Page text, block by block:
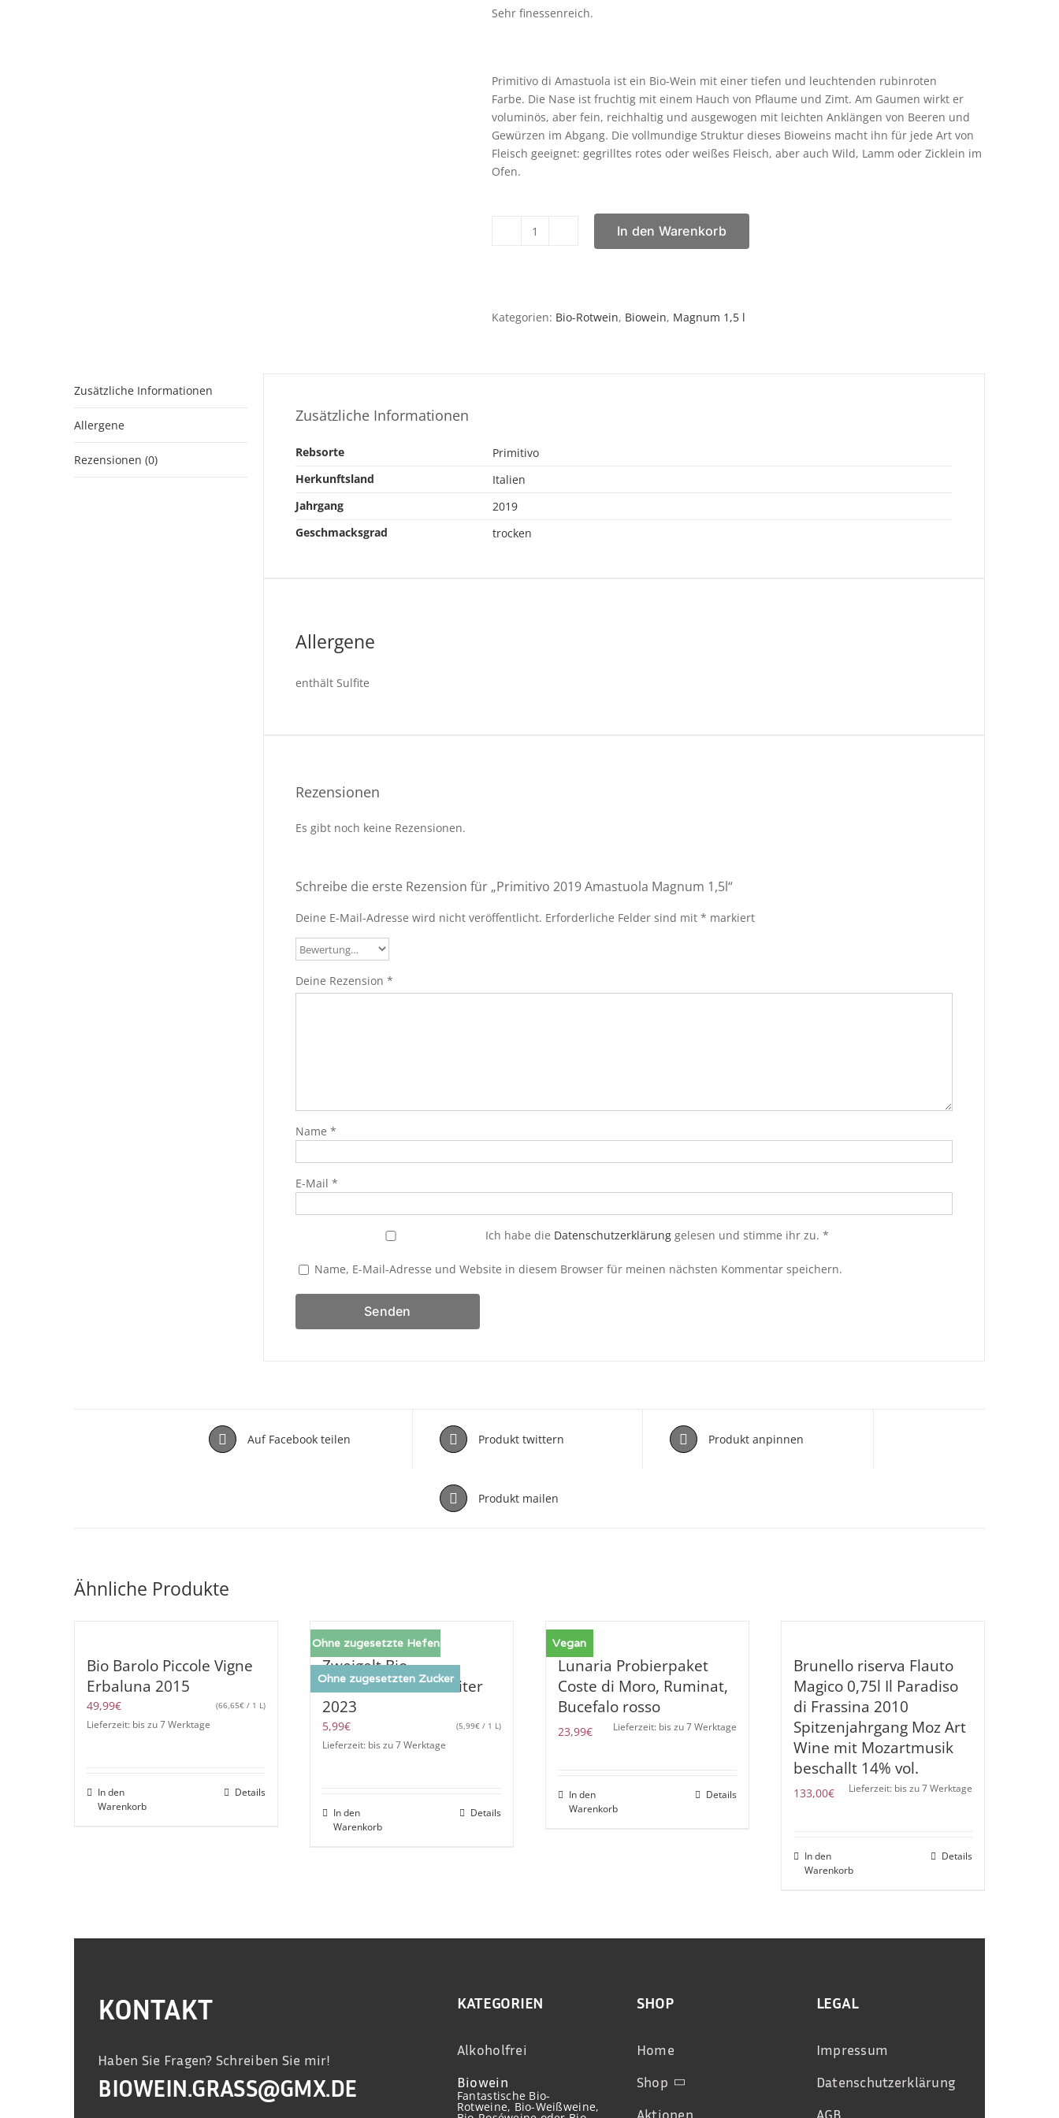
Sehr finessenreich.
Primitivo di Amastuola ist ein Bio-Wein mit einer tiefen und leuchtenden rubinroten
Farbe. Die Nase ist fruchtig mit einem Hauch von Pflaume und Zimt. Am Gaumen wirkt er
voluminös, aber fein, reichhaltig und ausgewogen mit leichten Anklängen von Beeren und
Gewürzen im Abgang. Die vollmundige Struktur dieses Bioweins macht ihn für jede Art von
Fleisch geeignet: gegrilltes rotes oder weißes Fleisch, aber auch Wild, Lamm oder Zicklein im
Ofen.
Primitivo
1,5l
In den Warenkorb
Kategorien: Bio-Rotwein, Biowein, Magnum 1,5 l
Zusätzliche Informationen
Allergene
Rezensionen (0)
Zusätzliche Informationen
Rebsorte
Primitivo
Herkunftsland
Italien
Jahrgang
2019
Geschmacksgrad
trocken
Allergene
enthält Sulfite
Rezensionen
Es gibt noch keine Rezensionen.
Schreibe die erste Rezension für „Primitivo 2019 Amastuola Magnum 1,5l“
Deine E-Mail-Adresse wird nicht veröffentlicht. Erforderliche Felder sind mit* markiert
Deine Rezension*
Name*
E-Mail*
Ich habe die Datenschutzerklärunggelesen und stimme ihr zu. *
Name, E-Mail-Adresse und Website in diesem Browser für meinen nächsten Kommentar speichern.
Auf Facebook teilen Produkt twittern Produkt anpinnen
Produkt mailen
Ähnliche Produkte
Bio Barolo Piccole Vigne
Erbaluna 2015
49,99€ (66,65€ / 1 L)
Lieferzeit: bis zu 7 Werktage
In den
Warenkorb
Details
Ohne zugesetzte Hefen
Ohne zugesetzten Zucker
Zweigelt Bio
Inbiovinoveritas 1 Liter
2023
5,99€ (5,99€/ 1 L)
Lieferzeit: bis zu 7 Werktage
In den
Warenkorb
Details
Vegan
Lunaria Probierpaket
Coste di Moro, Ruminat,
Bucefalo rosso
23,99€ Lieferzeit: bis zu 7 Werktage
In den
Warenkorb
Details
Brunello riserva Flauto
Magico 0,75l Il Paradiso
di Frassina 2010
Spitzenjahrgang Moz Art
Wine mit Mozartmusik
beschallt 14% vol.
133,00€ Lieferzeit: bis zu 7 Werktage
In den
Warenkorb
Details
KONTAKT
Haben Sie Fragen? Schreiben Sie mir!
BIOWEIN.GRASS@GMX.DE
KATEGORIEN
Alkoholfrei
Biowein
Fantastische Bio-
Rotweine, Bio-Weißweine,
SHOP
Home
Shop
Aktionen
LEGAL
Impressum
Datenschutzerklärung
AGB